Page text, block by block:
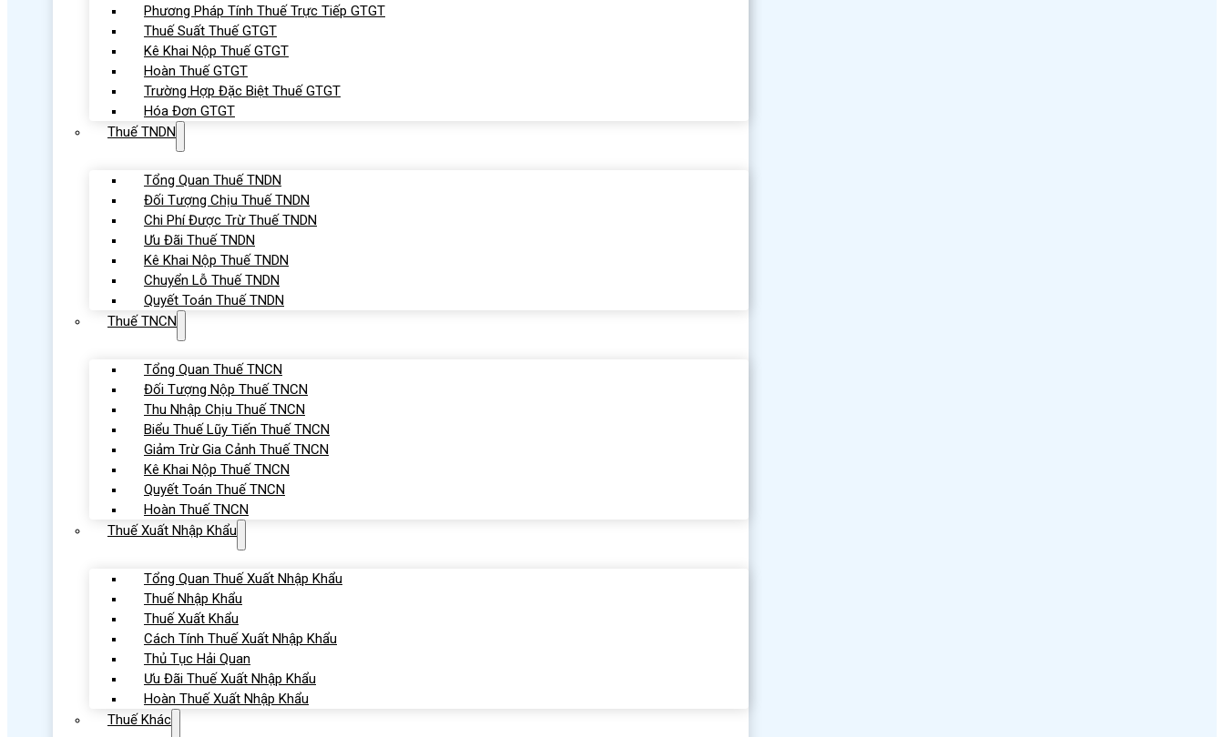
Phương Pháp Tính Thuế Trực Tiếp GTGT
Thuế Suất Thuế GTGT
Kê Khai Nộp Thuế GTGT
Hoàn Thuế GTGT
Trường Hợp Đặc Biệt Thuế GTGT
Hóa Đơn GTGT
Thuế TNDN
Tổng Quan Thuế TNDN
Đối Tượng Chịu Thuế TNDN
Chi Phí Được Trừ Thuế TNDN
Ưu Đãi Thuế TNDN
Kê Khai Nộp Thuế TNDN
Chuyển Lỗ Thuế TNDN
Quyết Toán Thuế TNDN
Thuế TNCN
Tổng Quan Thuế TNCN
Đối Tượng Nộp Thuế TNCN
Thu Nhập Chịu Thuế TNCN
Biểu Thuế Lũy Tiến Thuế TNCN
Giảm Trừ Gia Cảnh Thuế TNCN
Kê Khai Nộp Thuế TNCN
Quyết Toán Thuế TNCN
Hoàn Thuế TNCN
Thuế Xuất Nhập Khẩu
Tổng Quan Thuế Xuất Nhập Khẩu
Thuế Nhập Khẩu
Thuế Xuất Khẩu
Cách Tính Thuế Xuất Nhập Khẩu
Thủ Tục Hải Quan
Ưu Đãi Thuế Xuất Nhập Khẩu
Hoàn Thuế Xuất Nhập Khẩu
Thuế Khác